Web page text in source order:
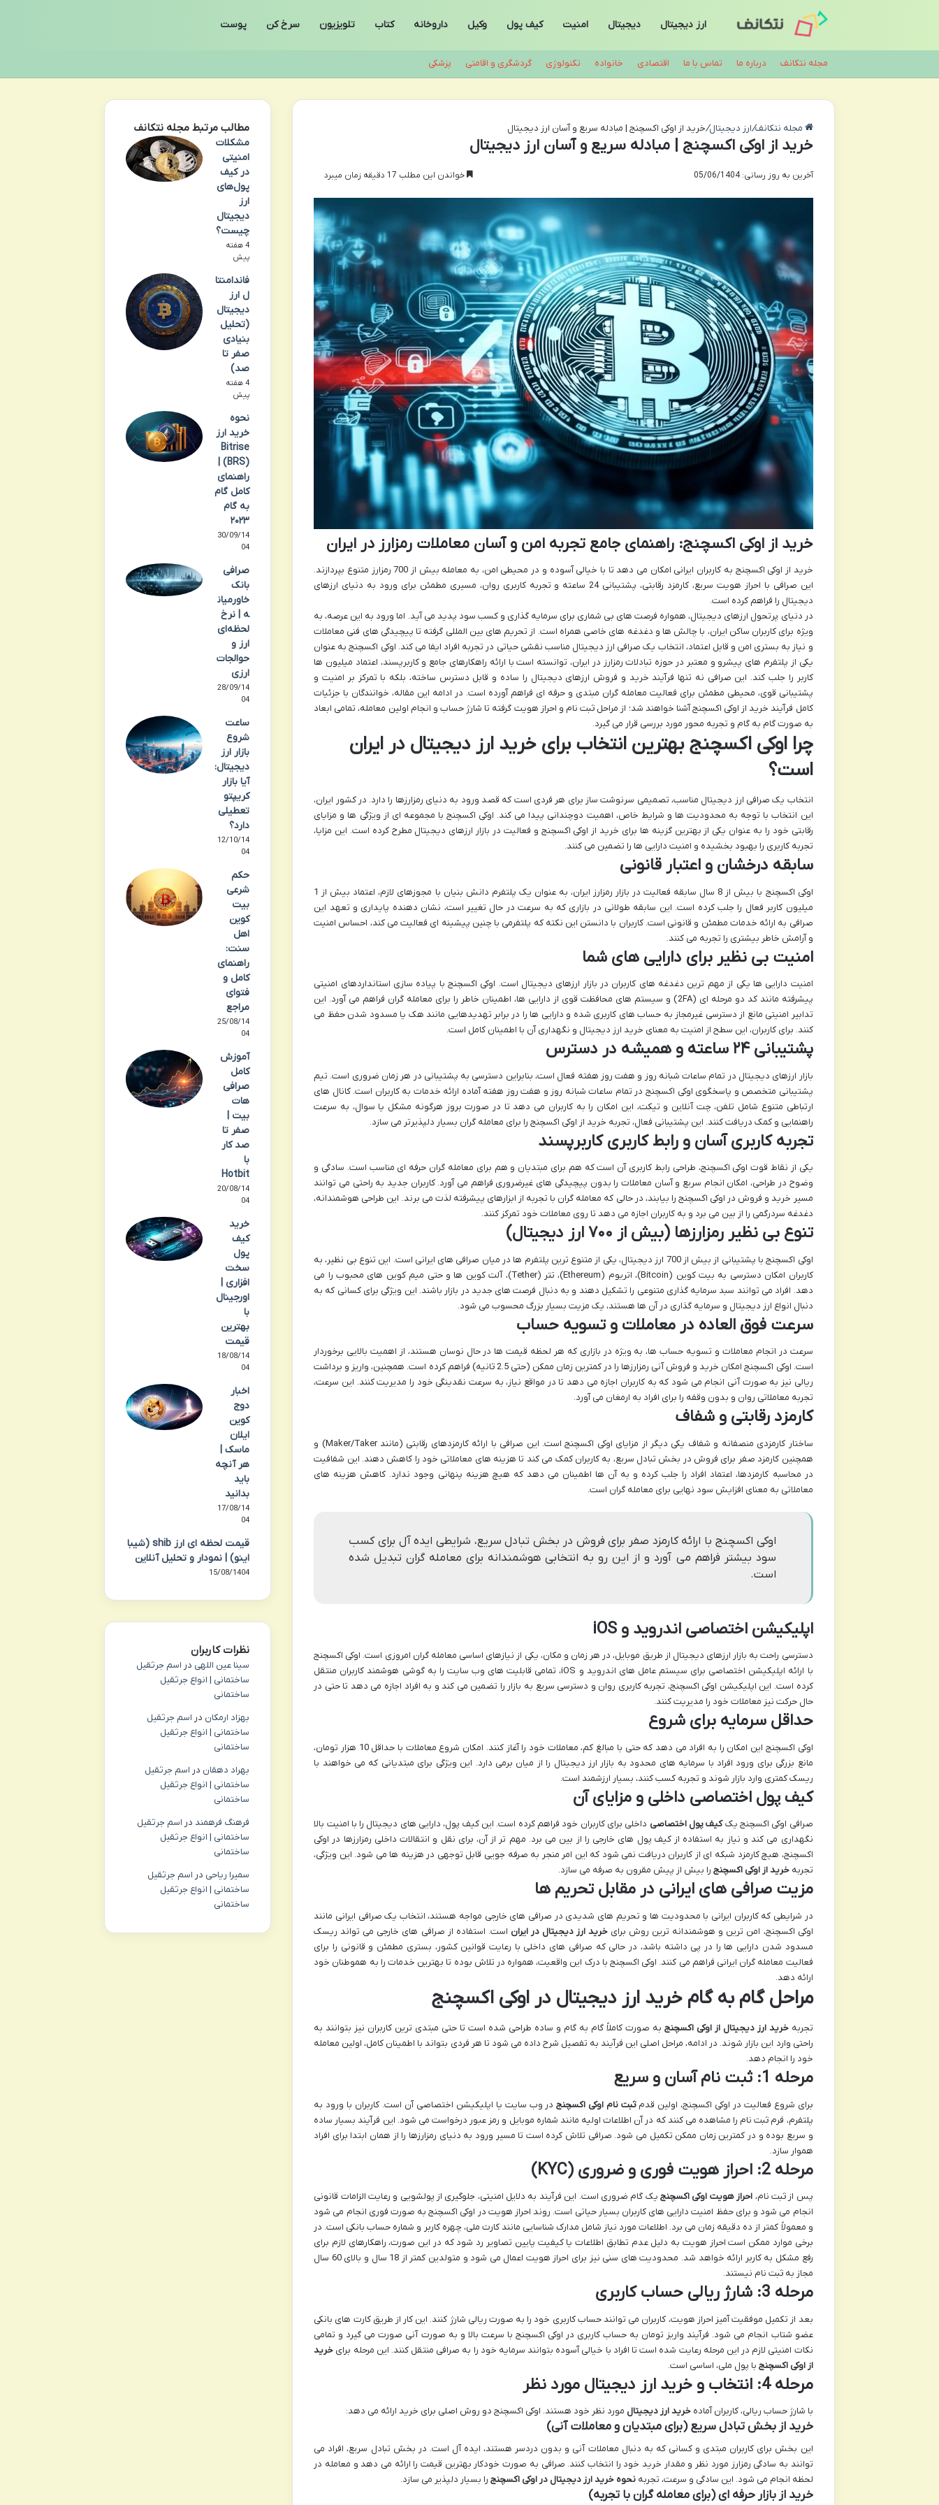
ارز دیجیتال دیجیتال امنیت کیف پول وکیل داروخانه کتاب تلویزیون سرخ کن پوست
مجله نتکانف درباره ما تماس با ما اقتصادی خانواده تکنولوژی گردشگری و اقامتی پزشکی
مجله نتکانف/ارز دیجیتال/خرید از اوکی اکسچنج | مبادله سریع و آسان ارز دیجیتال
خرید از اوکی اکسچنج | مبادله سریع و آسان ارز دیجیتال
آخرین به روز رسانی: 05/06/1404 خواندن این مطلب 17 دقیقه زمان میبرد
خرید از اوکی اکسچنج: راهنمای جامع تجربه امن و آسان معاملات رمزارز در ایران
خرید از اوکی اکسچنج به کاربران ایرانی امکان می دهد تا با خیالی آسوده و در محیطی امن، به معامله بیش از 700 رمزارز متنوع بپردازند.
این صرافی با احراز هویت سریع، کارمزد رقابتی، پشتیبانی 24 ساعته و تجربه کاربری روان، مسیری مطمئن برای ورود به دنیای ارزهای
دیجیتال را فراهم کرده است.
در دنیای پرتحول ارزهای دیجیتال، همواره فرصت های بی شماری برای سرمایه گذاری و کسب سود پدید می آید. اما ورود به این عرصه، به
ویژه برای کاربران ساکن ایران، با چالش ها و دغدغه های خاصی همراه است. از تحریم های بین المللی گرفته تا پیچیدگی های فنی معاملات
و نیاز به بستری امن و قابل اعتماد، انتخاب یک صرافی ارز دیجیتال مناسب نقشی حیاتی در تجربه افراد ایفا می کند. اوکی اکسچنج به عنوان
یکی از پلتفرم های پیشرو و معتبر در حوزه تبادلات رمزارز در ایران، توانسته است با ارائه راهکارهای جامع و کاربرپسند، اعتماد میلیون ها
کاربر را جلب کند. این صرافی نه تنها فرآیند خرید و فروش ارزهای دیجیتال را ساده و قابل دسترس ساخته، بلکه با تمرکز بر امنیت و
پشتیبانی قوی، محیطی مطمئن برای فعالیت معامله گران مبتدی و حرفه ای فراهم آورده است. در ادامه این مقاله، خوانندگان با جزئیات
کامل فرآیند خرید از اوکی اکسچنج آشنا خواهند شد؛ از مراحل ثبت نام و احراز هویت گرفته تا شارژ حساب و انجام اولین معامله، تمامی ابعاد
به صورت گام به گام و تجربه محور مورد بررسی قرار می گیرد.
چرا اوکی اکسچنج بهترین انتخاب برای خرید ارز دیجیتال در ایران
است؟
انتخاب یک صرافی ارز دیجیتال مناسب، تصمیمی سرنوشت ساز برای هر فردی است که قصد ورود به دنیای رمزارزها را دارد. در کشور ایران،
این انتخاب با توجه به محدودیت ها و شرایط خاص، اهمیت دوچندانی پیدا می کند. اوکی اکسچنج با مجموعه ای از ویژگی ها و مزایای
رقابتی خود را به عنوان یکی از بهترین گزینه ها برای خرید از اوکی اکسچنج و فعالیت در بازار ارزهای دیجیتال مطرح کرده است. این مزایا،
تجربه کاربری را بهبود بخشیده و امنیت دارایی ها را تضمین می کنند.
سابقه درخشان و اعتبار قانونی
اوکی اکسچنج با بیش از 8 سال سابقه فعالیت در بازار رمزارز ایران، به عنوان یک پلتفرم دانش بنیان با مجوزهای لازم، اعتماد بیش از 1
میلیون کاربر فعال را جلب کرده است. این سابقه طولانی در بازاری که به سرعت در حال تغییر است، نشان دهنده پایداری و تعهد این
صرافی به ارائه خدمات مطمئن و قانونی است. کاربران با دانستن این نکته که پلتفرمی با چنین پیشینه ای فعالیت می کند، احساس امنیت
و آرامش خاطر بیشتری را تجربه می کنند.
امنیت بی نظیر برای دارایی های شما
امنیت دارایی ها یکی از مهم ترین دغدغه های کاربران در بازار ارزهای دیجیتال است. اوکی اکسچنج با پیاده سازی استانداردهای امنیتی
پیشرفته مانند کد دو مرحله ای (2FA) و سیستم های محافظت قوی از دارایی ها، اطمینان خاطر را برای معامله گران فراهم می آورد. این
تدابیر امنیتی مانع از دسترسی غیرمجاز به حساب های کاربری شده و دارایی ها را در برابر تهدیدهایی مانند هک یا مسدود شدن حفظ می
کنند. برای کاربران، این سطح از امنیت به معنای خرید ارز دیجیتال و نگهداری آن با اطمینان کامل است.
پشتیبانی ۲۴ ساعته و همیشه در دسترس
بازار ارزهای دیجیتال در تمام ساعات شبانه روز و هفت روز هفته فعال است، بنابراین دسترسی به پشتیبانی در هر زمان ضروری است. تیم
پشتیبانی متخصص و پاسخگوی اوکی اکسچنج در تمام ساعات شبانه روز و هفت روز هفته آماده ارائه خدمات به کاربران است. کانال های
ارتباطی متنوع شامل تلفن، چت آنلاین و تیکت، این امکان را به کاربران می دهد تا در صورت بروز هرگونه مشکل یا سوال، به سرعت
راهنمایی و کمک دریافت کنند. این پشتیبانی فعال، تجربه خرید از اوکی اکسچنج را برای معامله گران بسیار دلپذیرتر می سازد.
تجربه کاربری آسان و رابط کاربری کاربرپسند
یکی از نقاط قوت اوکی اکسچنج، طراحی رابط کاربری آن است که هم برای مبتدیان و هم برای معامله گران حرفه ای مناسب است. سادگی و
وضوح در طراحی، امکان انجام سریع و آسان معاملات را بدون پیچیدگی های غیرضروری فراهم می آورد. کاربران جدید به راحتی می توانند
مسیر خرید و فروش در اوکی اکسچنج را بیابند، در حالی که معامله گران با تجربه از ابزارهای پیشرفته لذت می برند. این طراحی هوشمندانه،
دغدغه سردرگمی را از بین می برد و به کاربران اجازه می دهد تا روی معاملات خود تمرکز کنند.
تنوع بی نظیر رمزارزها (بیش از ۷۰۰ ارز دیجیتال)
اوکی اکسچنج با پشتیبانی از بیش از 700 ارز دیجیتال، یکی از متنوع ترین پلتفرم ها در میان صرافی های ایرانی است. این تنوع بی نظیر، به
کاربران امکان دسترسی به بیت کوین (Bitcoin)، اتریوم (Ethereum)، تتر (Tether)، آلت کوین ها و حتی میم کوین های محبوب را می
دهد. افراد می توانند سبد سرمایه گذاری متنوعی را تشکیل دهند و به دنبال فرصت های جدید در بازار باشند. این ویژگی برای کسانی که به
دنبال انواع ارز دیجیتال و سرمایه گذاری در آن ها هستند، یک مزیت بسیار بزرگ محسوب می شود.
سرعت فوق العاده در معاملات و تسویه حساب
سرعت در انجام معاملات و تسویه حساب ها، به ویژه در بازاری که هر لحظه قیمت ها در حال نوسان هستند، از اهمیت بالایی برخوردار
است. اوکی اکسچنج امکان خرید و فروش آنی رمزارزها را در کمترین زمان ممکن (حتی 2.5 ثانیه) فراهم کرده است. همچنین، واریز و برداشت
ریالی نیز به صورت آنی انجام می شود که به کاربران اجازه می دهد تا در مواقع نیاز، به سرعت نقدینگی خود را مدیریت کنند. این سرعت،
تجربه معاملاتی روان و بدون وقفه را برای افراد به ارمغان می آورد.
کارمزد رقابتی و شفاف
ساختار کارمزدی منصفانه و شفاف یکی دیگر از مزایای اوکی اکسچنج است. این صرافی با ارائه کارمزدهای رقابتی (مانند Maker/Taker) و
همچنین کارمزد صفر برای فروش در بخش تبادل سریع، به کاربران کمک می کند تا هزینه های معاملاتی خود را کاهش دهند. این شفافیت
در محاسبه کارمزدها، اعتماد افراد را جلب کرده و به آن ها اطمینان می دهد که هیچ هزینه پنهانی وجود ندارد. کاهش هزینه های
معاملاتی به معنای افزایش سود نهایی برای معامله گران است.
اوکی اکسچنج با ارائه کارمزد صفر برای فروش در بخش تبادل سریع، شرایطی ایده آل برای کسب
سود بیشتر فراهم می آورد و از این رو به انتخابی هوشمندانه برای معامله گران تبدیل شده
است.
اپلیکیشن اختصاصی اندروید و iOS
دسترسی راحت به بازار ارزهای دیجیتال از طریق موبایل، در هر زمان و مکان، یکی از نیازهای اساسی معامله گران امروزی است. اوکی اکسچنج
با ارائه اپلیکیشن اختصاصی برای سیستم عامل های اندروید و iOS، تمامی قابلیت های وب سایت را به گوشی هوشمند کاربران منتقل
کرده است. این اپلیکیشن اوکی اکسچنج، تجربه کاربری روان و دسترسی سریع به بازار را تضمین می کند و به افراد اجازه می دهد تا حتی در
حال حرکت نیز معاملات خود را مدیریت کنند.
حداقل سرمایه برای شروع
اوکی اکسچنج این امکان را به افراد می دهد که حتی با مبالغ کم، معاملات خود را آغاز کنند. امکان شروع معاملات با حداقل 10 هزار تومان،
مانع بزرگی برای ورود افراد با سرمایه های محدود به بازار ارز دیجیتال را از میان برمی دارد. این ویژگی برای مبتدیانی که می خواهند با
ریسک کمتری وارد بازار شوند و تجربه کسب کنند، بسیار ارزشمند است.
کیف پول اختصاصی داخلی و مزایای آن
صرافی اوکی اکسچنج یککیف پول اختصاصی داخلی برای کاربران خود فراهم کرده است. این کیف پول، دارایی های دیجیتال را با امنیت بالا
نگهداری می کند و نیاز به استفاده از کیف پول های خارجی را از بین می برد. مهم تر از آن، برای نقل و انتقالات داخلی رمزارزها در اوکی
اکسچنج، هیچ کارمزد شبکه ای از کاربران دریافت نمی شود که این امر منجر به صرفه جویی قابل توجهی در هزینه ها می شود. این ویژگی،
تجربهخرید از اوکی اکسچنج را بیش از پیش مقرون به صرفه می سازد.
مزیت صرافی های ایرانی در مقابل تحریم ها
در شرایطی که کاربران ایرانی با محدودیت ها و تحریم های شدیدی در صرافی های خارجی مواجه هستند، انتخاب یک صرافی ایرانی مانند
اوکی اکسچنج، امن ترین و هوشمندانه ترین روش برای خرید ارز دیجیتال در ایران است. استفاده از صرافی های خارجی می تواند ریسک
مسدود شدن دارایی ها را در پی داشته باشد، در حالی که صرافی های داخلی با رعایت قوانین کشور، بستری مطمئن و قانونی را برای
فعالیت معامله گران ایرانی فراهم می کنند. اوکی اکسچنج با درک این واقعیت، همواره در تلاش بوده تا بهترین خدمات را به هموطنان خود
ارائه دهد.
مراحل گام به گام خرید ارز دیجیتال در اوکی اکسچنج
تجربهخرید ارز دیجیتال از اوکی اکسچنج به صورت کاملاً گام به گام و ساده طراحی شده است تا حتی مبتدی ترین کاربران نیز بتوانند به
راحتی وارد این بازار شوند. در ادامه، مراحل اصلی این فرآیند به تفصیل شرح داده می شود تا هر فردی بتواند با اطمینان کامل، اولین معامله
خود را انجام دهد.
مرحله 1: ثبت نام آسان و سریع
برای شروع فعالیت در اوکی اکسچنج، اولین قدمثبت نام اوکی اکسچنجدر وب سایت یا اپلیکیشن اختصاصی آن است. کاربران با ورود به
پلتفرم، فرم ثبت نام را مشاهده می کنند که در آن اطلاعات اولیه مانند شماره موبایل و رمز عبور درخواست می شود. این فرآیند بسیار ساده
و سریع بوده و در کمترین زمان ممکن تکمیل می شود. صرافی تلاش کرده است تا مسیر ورود به دنیای رمزارزها را از همان ابتدا برای افراد
هموار سازد.
مرحله 2: احراز هویت فوری و ضروری (KYC)
پس از ثبت نام، احراز هویت اوکی اکسچنجیک گام ضروری است. این فرآیند به دلایل امنیتی، جلوگیری از پولشویی و رعایت الزامات قانونی
انجام می شود و برای حفظ امنیت دارایی های کاربران بسیار حیاتی است. روند احراز هویت در اوکی اکسچنج به صورت فوری انجام می شود
و معمولاً کمتر از ده دقیقه زمان می برد. اطلاعات مورد نیاز شامل مدارک شناسایی مانند کارت ملی، چهره کاربر و شماره حساب بانکی است. در
برخی موارد ممکن است احراز هویت به دلیل عدم تطابق اطلاعات یا کیفیت پایین تصاویر رد شود که در این صورت، راهکارهای لازم برای
رفع مشکل به کاربر ارائه خواهد شد. محدودیت های سنی نیز برای احراز هویت اعمال می شود و متولدین کمتر از 18 سال و بالای 60 سال
مجاز به ثبت نام نیستند.
مرحله 3: شارژ ریالی حساب کاربری
بعد از تکمیل موفقیت آمیز احراز هویت، کاربران می توانند حساب کاربری خود را به صورت ریالی شارژ کنند. این کار از طریق کارت های بانکی
عضو شتاب انجام می شود. فرآیند واریز تومان به حساب کاربری در اوکی اکسچنج با سرعت بالا و به صورت آنی صورت می گیرد و تمامی
نکات امنیتی لازم در این مرحله رعایت شده است تا افراد با خیالی آسوده بتوانند سرمایه خود را به صرافی منتقل کنند. این مرحله برای خرید
از اوکی اکسچنج با پول ملی، اساسی است.
مرحله 4: انتخاب و خرید ارز دیجیتال مورد نظر
با شارژ حساب ریالی، کاربران آمادهخرید ارز دیجیتال مورد نظر خود هستند. اوکی اکسچنج دو روش اصلی برای خرید ارائه می دهد:
خرید از بخش تبادل سریع (برای مبتدیان و معاملات آنی)
این بخش برای کاربران مبتدی و کسانی که به دنبال معاملات آنی و بدون دردسر هستند، ایده آل است. در بخش تبادل سریع، افراد می
توانند به سادگی رمزارز مورد نظر و مقدار خرید خود را انتخاب کنند. صرافی به صورت خودکار بهترین قیمت را ارائه می دهد و معامله در
لحظه انجام می شود. این سادگی و سرعت، تجربهنحوه خرید ارز دیجیتال در اوکی اکسچنج را بسیار دلپذیر می سازد.
خرید از بازار حرفه ای (برای معامله گران با تجربه)
مطالب مرتبط مجله نتکانف
مشکلات
امنیتی
در کیف
پول‌های
ارز
دیجیتال
چیست؟
4 هفته
پیش
فاندامنتا
ل ارز
دیجیتال
(تحلیل
بنیادی
صفر تا
صد)
4 هفته
پیش
نحوه
خرید ارز
Bitrise
(BRS) |
راهنمای
کامل گام
به گام
۲۰۲۳
30/09/14
04
صرافی
بانک
خاورمیان
ه | نرخ
لحظه‌ای
ارز و
حوالجات
ارزی
28/09/14
04
ساعت
شروع
بازار ارز
دیجیتال:
آیا بازار
کریپتو
تعطیلی
دارد؟
12/10/14
04
حکم
شرعی
بیت
کوین
اهل
سنت:
راهنمای
کامل و
فتوای
مراجع
25/08/14
04
آموزش
کامل
صرافی
هات
بیت |
صفر تا
صد کار
با
Hotbit
20/08/14
04
خرید
کیف
پول
سخت
افزاری |
اورجینال
با
بهترین
قیمت
18/08/14
04
اخبار
دوج
کوین
ایلان
ماسک |
هر آنچه
باید
بدانید
17/08/14
04
قیمت لحظه ای ارز shib (شیبا
اینو) | نمودار و تحلیل آنلاین
15/08/1404
نظرات کاربران
سینا عین اللهی در اسم جرثقیل
ساختمانی | انواع جرثقیل
ساختمانی
بهزاد ارمکان در اسم جرثقیل
ساختمانی | انواع جرثقیل
ساختمانی
بهراد دهقان در اسم جرثقیل
ساختمانی | انواع جرثقیل
ساختمانی
فرهنگ فرهمند در اسم جرثقیل
ساختمانی | انواع جرثقیل
ساختمانی
سمیرا ریاحی در اسم جرثقیل
ساختمانی | انواع جرثقیل
ساختمانی